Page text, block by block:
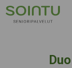
Hyppää sisältöön